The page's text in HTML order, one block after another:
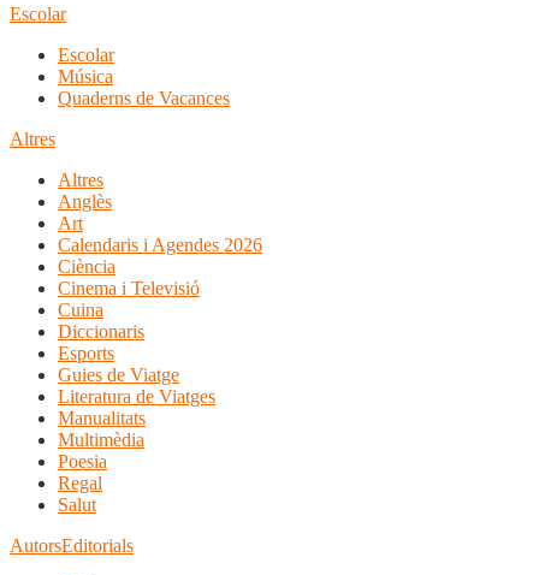
Escolar
Escolar
Música
Quaderns de Vacances
Altres
Altres
Anglès
Art
Calendaris i Agendes 2026
Ciència
Cinema i Televisió
Cuina
Diccionaris
Esports
Guies de Viatge
Literatura de Viatges
Manualitats
Multimèdia
Poesia
Regal
Salut
AutorsEditorials